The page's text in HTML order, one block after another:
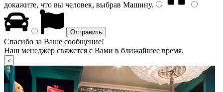
докажите, что вы человек, выбрав Машину.
Спасибо за Ваше сообщение!
Наш менеджер свяжется с Вами в ближайшее время.